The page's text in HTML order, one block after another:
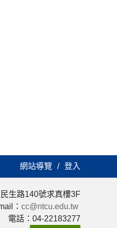
網站導覽 登入
生路140號求真樓3F
： cc@ntcu.edu.tw
電話：04-22183277